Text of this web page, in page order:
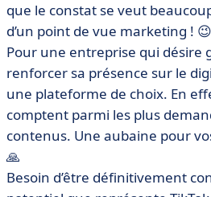
• Quels sont les types de
plus de réactions sur TikTok ?
• Les logiciels spécialisés pour
TikTok
• Audience TikTok : que faut-il
que le constat se veut
d’un point de vue marketing ! 😉
Pour une entreprise qui désire
renforcer sa présence sur le
une plateforme de choix. En
comptent parmi les plus
contenus. Une aubaine pour
🙏
Besoin d’être définitivement